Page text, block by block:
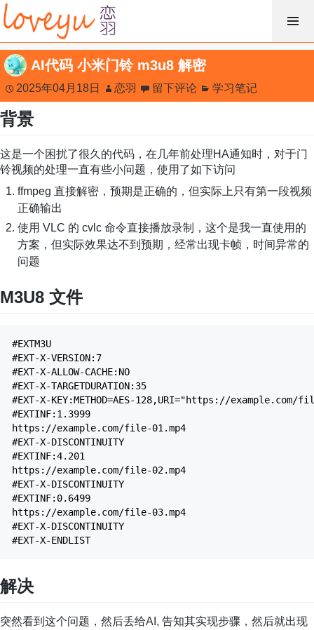
跳
过
内
容
AI代码 小米门铃 m3u8 解密
2025年04月18日 恋羽 留下评论 学习笔记
背景
这是一个困扰了很久的代码，在几年前处理HA通知时，对于门
铃视频的处理一直有些小问题，使用了如下访问
ffmpeg 直接解密，预期是正确的，但实际上只有第一段视频
正确输出
使用 VLC 的 cvlc 命令直接播放录制，这个是我一直使用的
方案，但实际效果达不到预期，经常出现卡帧，时间异常的
问题
M3U8 文件
#EXTM3U
#EXT-X-VERSION:7
#EXT-X-ALLOW-CACHE:NO
#EXT-X-TARGETDURATION:35
#EXT-X-KEY:METHOD=AES-128,URI="https://example.com/
#EXTINF:1.3999
https://example.com/file-01.mp4
#EXT-X-DISCONTINUITY
#EXTINF:4.201
https://example.com/file-02.mp4
#EXT-X-DISCONTINUITY
#EXTINF:0.6499
https://example.com/file-03.mp4
#EXT-X-DISCONTINUITY
#EXT-X-ENDLIST
解决
突然看到这个问题，然后丢给AI, 告知其实现步骤，然后就出现